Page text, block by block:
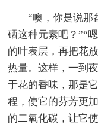
“噢，你是说那
硒这种元素吧？”“
的叶表层，再把花
热量。这样，一到
于花的香味，那是
程，使它的芬芳更
的二氧化碳，让它